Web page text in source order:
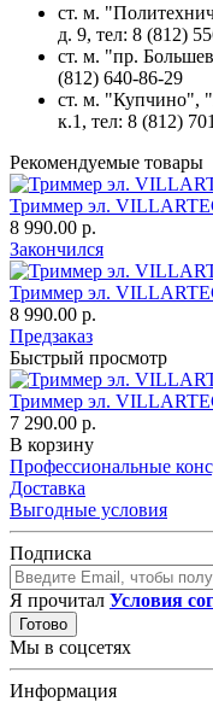
ст. м.
д. 9, тел: 8 (812)
ст. м. "пр.
(812) 640-86-29
ст. м. "Купчино",
к.1 , тел: 8 (812)
Рекомендуемые товары
Триммер эл.
8 990.00 р.
Закончился
Триммер эл.
8 990.00 р.
Предзаказ
Быстрый просмотр
Триммер эл.
7 290.00 р.
В корзину
Профессиональные
Доставка
Выгодные условия
Подписка
Я прочитал Условия
Готово
Мы в соцсетях
Информация